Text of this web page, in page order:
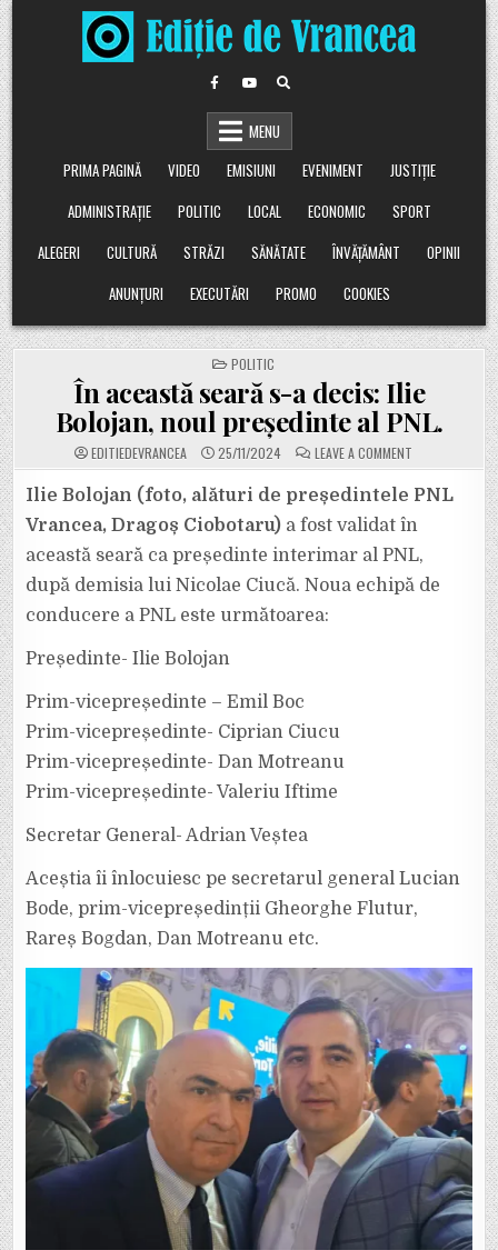
Skip
to
content
MENU
PRIMA PAGINĂ
VIDEO EMISIUNI EVENIMENT
JUSTIȚIE
ADMINISTRAȚIE
POLITIC LOCAL ECONOMIC
SPORT
ALEGERI
CULTURĂ STRĂZI SĂNĂTATE ÎNVĂȚĂMÂNT
OPINII
ANUNȚURI
EXECUTĂRI PROMO COOKIES
POSTED
IN
POLITIC
În această seară s-a decis: Ilie
Bolojan, noul președinte al PNL.
EDITIEDEVRANCEA 25/11/2024 LEAVE A COMMENT
ÎN
SEARĂ
S-
A
DECIS:
ILIE
BOLOJAN,
PREȘEDINTE
Ilie Bolojan (foto, alături de președintele PNL
Vrancea, Dragoș Ciobotaru) a fost validat în
această seară ca președinte interimar al PNL,
după demisia lui Nicolae Ciucă. Noua echipă de
conducere a PNL este următoarea:
Președinte- Ilie Bolojan
Prim-vicepreședinte – Emil Boc
Prim-vicepreședinte- Ciprian Ciucu
Prim-vicepreședinte- Dan Motreanu
Prim-vicepreședinte- Valeriu Iftime
Secretar General- Adrian Veștea
Aceștia îi înlocuiesc pe secretarul general Lucian
Bode, prim-vicepreședinții Gheorghe Flutur,
Rareș Bogdan, Dan Motreanu etc.